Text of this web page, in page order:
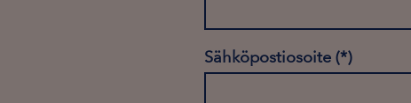
Sähköpostiosoite